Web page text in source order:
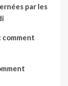
par les
comment